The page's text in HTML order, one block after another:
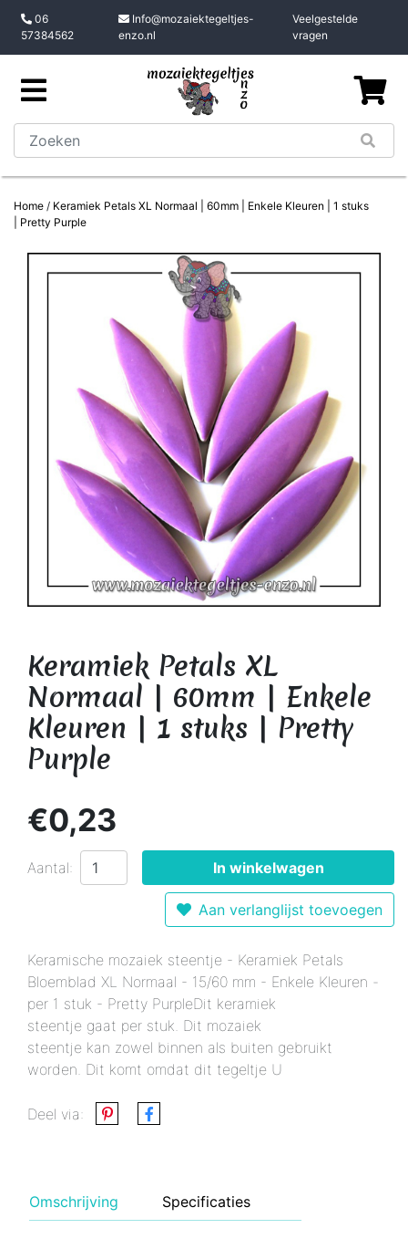
06
57384562
Info@mozaiektegeltjes-
enzo.nl
Veelgestelde
vragen
Home / Keramiek Petals XL Normaal | 60mm | Enkele Kleuren | 1 stuks
| Pretty Purple
Keramiek Petals XL
Normaal | 60mm | Enkele
Kleuren | 1 stuks | Pretty
Purple
€0,23
Aantal: In winkelwagen
Aan verlanglijst toevoegen
Keramische mozaiek steentje - Keramiek Petals
Bloemblad XL Normaal - 15/60 mm - Enkele Kleuren -
per 1 stuk - Pretty PurpleDit keramiek
steentje gaat per stuk. Dit mozaiek
steentje kan zowel binnen als buiten gebruikt
worden. Dit komt omdat dit tegeltje U
Deel via:
Omschrijving Specificaties